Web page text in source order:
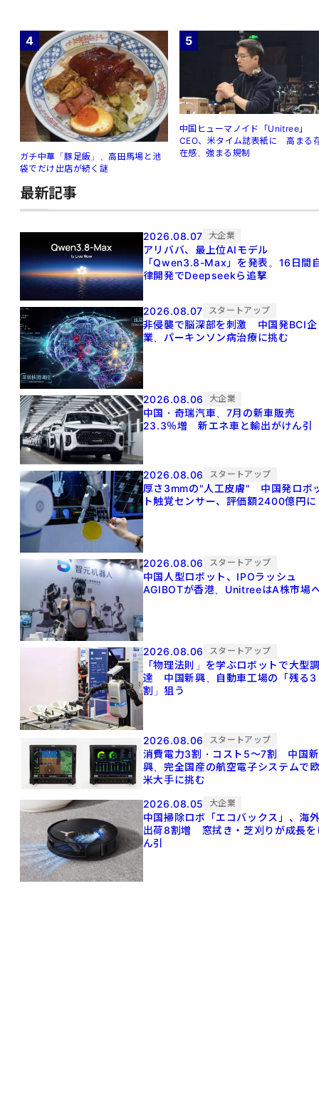
4
ガチ中華「豚足飯」、高田馬場と池
袋でだけ出店が続く謎
5
中国ヒューマノイド「Unitree」
CEO、米タイム誌表紙に 高まる
在感、強まる規制
最新記事
2026.08.07 大企業
アリババ、最上位AIモデル
「Qwen3.8-Max」を発表。16日間
律開発でDeepseekら追撃
2026.08.07 スタートアップ
非侵襲で脳深部を刺激 中国発BCI企
業、パーキンソン病治療に挑む
2026.08.06 大企業
中国・奇瑞汽車、7月の新車販売
23.3％増 新エネ車と輸出がけん引
2026.08.06 スタートアップ
厚さ3mmの"人工皮膚" 中国発ロボ
ト触覚センサー、評価額2400億円に
2026.08.06 スタートアップ
中国人型ロボット、IPOラッシュ
AGIBOTが香港、UnitreeはA株市場
2026.08.06 スタートアップ
「物理法則」を学ぶロボットで大型
達 中国新興、自動車工場の「残る3
割」狙う
2026.08.06 スタートアップ
消費電力3割・コスト5〜7割 中国新
興、完全国産の航空電子システムで
米大手に挑む
2026.08.05
大企業
中国掃除ロボ「エコバックス」、海
出荷8割増 窓拭き・芝刈りが成長を
ん引